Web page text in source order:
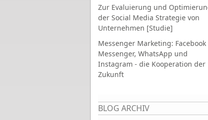
Zur Evaluierung und
der Social Media Strategie von
Unternehmen [Studie]
Messenger Marketing: Facebook
Messenger, WhatsApp und
Instagram - die Kooperation der
Zukunft
BLOG ARCHIV
Seiten